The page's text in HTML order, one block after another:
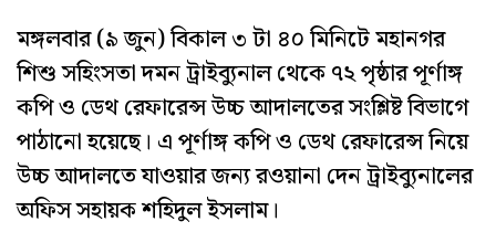
মঙ্গলবার (৯ জুন) বিকাল ৩ টা ৪০ মিনিটে মহানগর
শিশু সহিংসতা দমন ট্রাইব্যুনাল থেকে ৭২ পৃষ্ঠার পূর্ণাঙ্গ
কপি ও ডেথ রেফারেন্স উচ্চ আদালতের সংশ্লিষ্ট বিভাগে
পাঠানো হয়েছে। এ পূর্ণাঙ্গ কপি ও ডেথ রেফারেন্স নিয়ে
উচ্চ আদালতে যাওয়ার জন্য রওয়ানা দেন ট্রাইব্যুনালের
অফিস সহায়ক শহিদুল ইসলাম।